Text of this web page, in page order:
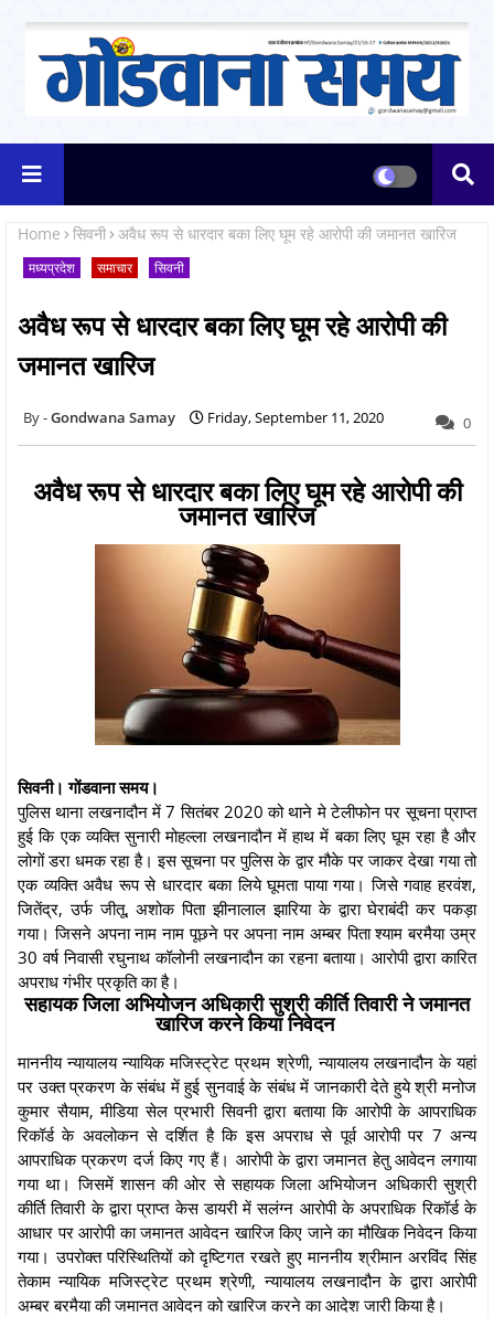
Home सिवनी अवैध रूप से धारदार बका लिए घूम रहे आरोपी की जमानत खारिज
मध्यप्रदेश समाचार सिवनी
अवैध रूप से धारदार बका लिए घूम रहे आरोपी की
जमानत खारिज
Gondwana Samay Friday, September 11, 2020 0
अवैध रूप से धारदार बका लिए घूम रहे आरोपी की
जमानत खारिज
सिवनी। गोंडवाना समय।
पुलिस थाना लखनादौन में 7 सितंबर 2020 को थाने मे टेलीफोन पर सूचना प्राप्त
हुई कि एक व्यक्ति सुनारी मोहल्ला लखनादौन में हाथ में बका लिए घूम रहा है और
लोगों डरा धमक रहा है। इस सूचना पर पुलिस के द्वार मौके पर जाकर देखा गया तो
एक व्यक्ति अवैध रूप से धारदार बका लिये घूमता पाया गया। जिसे गवाह हरवंश,
जितेंद्र, उर्फ जीतू, अशोक पिता झीनालाल झारिया के द्वारा घेराबंदी कर पकड़ा
गया। जिसने अपना नाम नाम पूछने पर अपना नाम अम्बर पिता श्याम बरमैया उम्र
30 वर्ष निवासी रघुनाथ कॉलोनी लखनादौन का रहना बताया। आरोपी द्वारा कारित
अपराध गंभीर प्रकृति का है।
सहायक जिला अभियोजन अधिकारी सुश्री कीर्ति तिवारी ने जमानत
खारिज करने किया निवेदन
माननीय न्यायालय न्यायिक मजिस्ट्रेट प्रथम श्रेणी, न्यायालय लखनादौन के यहां
पर उक्त प्रकरण के संबंध में हुई सुनवाई के संबंध में जानकारी देते हुये श्री मनोज
कुमार सैयाम, मीडिया सेल प्रभारी सिवनी द्वारा बताया कि आरोपी के आपराधिक
रिकॉर्ड के अवलोकन से दर्शित है कि इस अपराध से पूर्व आरोपी पर 7 अन्य
आपराधिक प्रकरण दर्ज किए गए हैं। आरोपी के द्वारा जमानत हेतु आवेदन लगाया
गया था। जिसमें शासन की ओर से सहायक जिला अभियोजन अधिकारी सुश्री
कीर्ति तिवारी के द्वारा प्राप्त केस डायरी में सलंग्न आरोपी के अपराधिक रिकॉर्ड के
आधार पर आरोपी का जमानत आवेदन खारिज किए जाने का मौखिक निवेदन किया
गया। उपरोक्त परिस्थितियों को दृष्टिगत रखते हुए माननीय श्रीमान अरविंद सिंह
तेकाम न्यायिक मजिस्ट्रेट प्रथम श्रेणी, न्यायालय लखनादौन के द्वारा आरोपी
अम्बर बरमैया की जमानत आवेदन को खारिज करने का आदेश जारी किया है।